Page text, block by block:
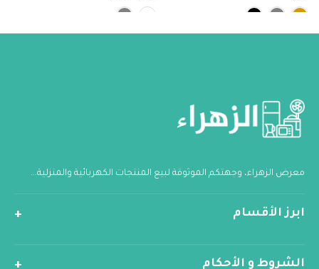
معرض الزهراء، وجهتكم الموثوقة لبيع المنتجات الكهربائية والمنزلية...
ابرز الأقسام
الشروط و الأحكام